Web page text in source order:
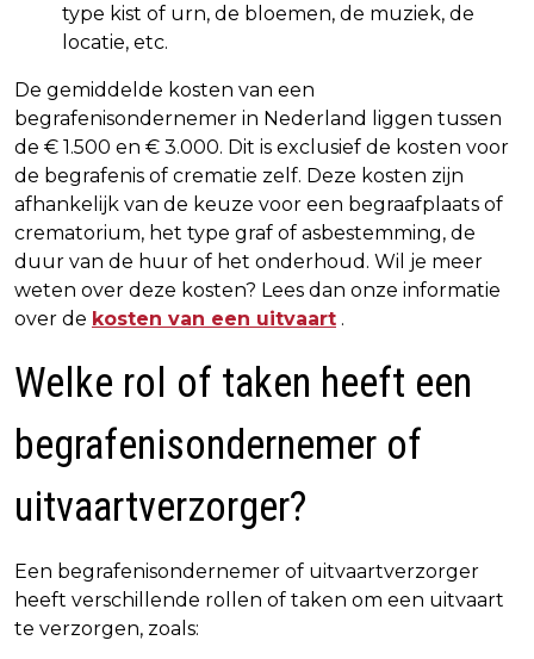
type kist of urn, de bloemen, de muziek, de
locatie, etc.
De gemiddelde kosten van een
begrafenisondernemer in Nederland liggen tussen
de € 1.500 en € 3.000. Dit is exclusief de kosten voor
de begrafenis of crematie zelf. Deze kosten zijn
afhankelijk van de keuze voor een begraafplaats of
crematorium, het type graf of asbestemming, de
duur van de huur of het onderhoud. Wil je meer
weten over deze kosten? Lees dan onze informatie
over de kosten van een uitvaart .
Welke rol of taken heeft een
begrafenisondernemer of
uitvaartverzorger?
Een begrafenisondernemer of uitvaartverzorger
heeft verschillende rollen of taken om een uitvaart
te verzorgen, zoals: